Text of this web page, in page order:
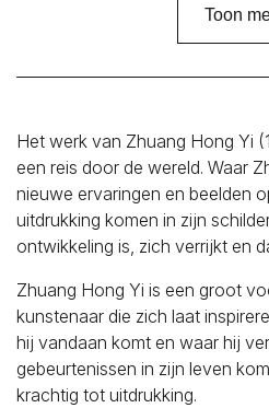
Toon
Het werk van Zhuang Hong Yi
een reis door de wereld. Waar
nieuwe ervaringen en beelden
uitdrukking komen in zijn
ontwikkeling is, zich verrijkt en
Zhuang Hong Yi is een groot
kunstenaar die zich laat
hij vandaan komt en waar hij
gebeurtenissen in zijn leven
krachtig tot uitdrukking.